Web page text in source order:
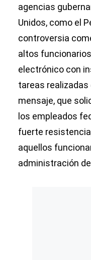
agencias
Unidos, como el
controversia
altos
electrónico con
tareas realizadas
mensaje, que
los empleados
fuerte
aquellos
administración